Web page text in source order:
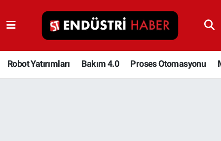
Robot Yatırımları Bakım 4.0 Proses Otomasyonu
Robot Yatırımları
Bakım 4.0